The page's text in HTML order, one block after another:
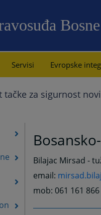
Servisi Evropske
tačke za sigurnost
Bilajac Mirsad -
email:
mob: 061 161 866